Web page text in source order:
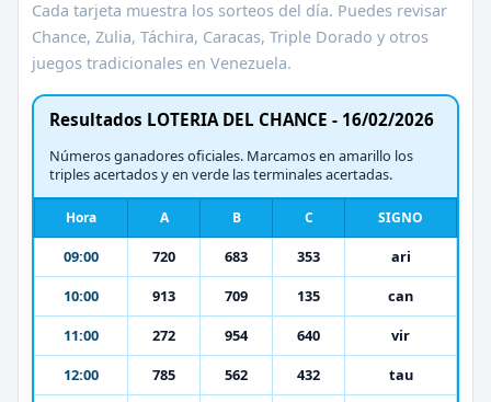
Cada tarjeta muestra los sorteos del día. Puedes revisar
Chance, Zulia, Táchira, Caracas, Triple Dorado y otros
juegos tradicionales en Venezuela.
Resultados LOTERIA DEL CHANCE - 16/02/2026
Números ganadores oficiales. Marcamos en amarillo los
triples acertados y en verde las terminales acertadas.
Hora A B C SIGNO
09:00 720 683 353
ari
10:00
913 709 135
can
11:00
272 954 640
vir
12:00
785 562 432
tau